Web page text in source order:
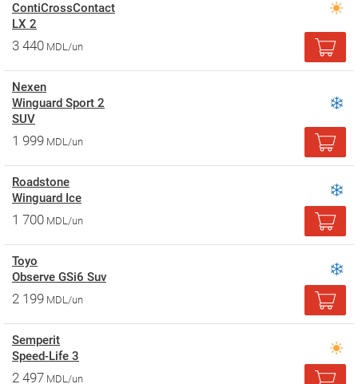
ContiCrossContact
LX 2
3 440 MDL/un
Nexen
Winguard Sport 2
SUV
1 999 MDL/un
Roadstone
Winguard Ice
1 700 MDL/un
Toyo
Observe GSi6 Suv
2 199 MDL/un
Semperit
Speed-Life 3
2 497 MDL/un